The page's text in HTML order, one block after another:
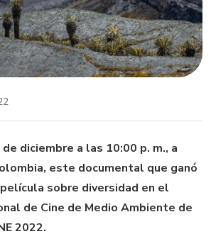
diciembre a las 10:00 p. m., a
este documental que ganó
sobre diversidad en el
de Cine de Medio Ambiente de
2022.